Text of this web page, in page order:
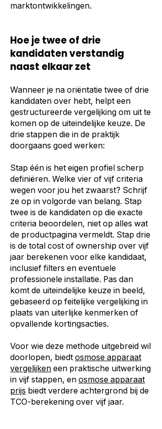
marktontwikkelingen.
Hoe je twee of drie
kandidaten verstandig
naast elkaar zet
Wanneer je na oriëntatie twee of drie
kandidaten over hebt, helpt een
gestructureerde vergelijking om uit te
komen op de uiteindelijke keuze. De
drie stappen die in de praktijk
doorgaans goed werken:
Stap één is het eigen profiel scherp
definiëren. Welke vier of vijf criteria
wegen voor jou het zwaarst? Schrijf
ze op in volgorde van belang. Stap
twee is de kandidaten op die exacte
criteria beoordelen, niet op alles wat
de productpagina vermeldt. Stap drie
is de total cost of ownership over vijf
jaar berekenen voor elke kandidaat,
inclusief filters en eventuele
professionele installatie. Pas dan
komt de uiteindelijke keuze in beeld,
gebaseerd op feitelijke vergelijking in
plaats van uiterlijke kenmerken of
opvallende kortingsacties.
Voor wie deze methode uitgebreid wil
doorlopen, biedt osmose apparaat
vergelijken een praktische uitwerking
in vijf stappen, en osmose apparaat
prijs biedt verdere achtergrond bij de
TCO-berekening over vijf jaar.